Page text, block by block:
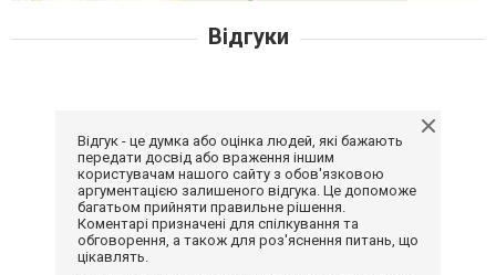
Відгуки
Відгук - це думка або оцінка людей, які бажають
передати досвід або враження іншим
користувачам нашого сайту з обов'язковою
аргументацією залишеного відгука. Це допоможе
багатьом прийняти правильне рішення.
Коментарі призначені для спілкування та
обговорення, а також для роз'яснення питань, що
цікавлять.